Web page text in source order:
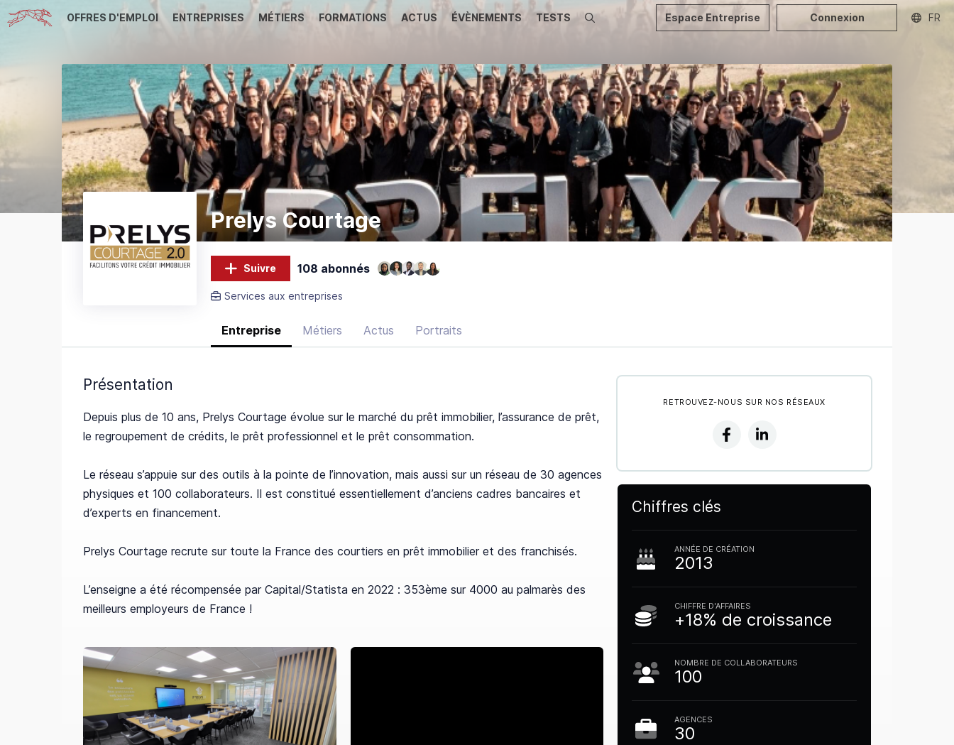
OFFRES D'EMPLOI ENTREPRISES MÉTIERS FORMATIONS ACTUS ÉVÈNEMENTS TESTS Recherche Espace Entreprise Connexion FR
Prelys Courtage
Suivre 108 abonnés
Services aux entreprises
Entreprise Métiers Actus Portraits
Présentation
Depuis plus de 10 ans, Prelys Courtage évolue sur le marché du prêt immobilier, l’assurance de prêt,
le regroupement de crédits, le prêt professionnel et le prêt consommation.
Le réseau s’appuie sur des outils à la pointe de l’innovation, mais aussi sur un réseau de 30 agences
physiques et 100 collaborateurs. Il est constitué essentiellement d’anciens cadres bancaires et
d’experts en financement.
Prelys Courtage recrute sur toute la France des courtiers en prêt immobilier et des franchisés.
L’enseigne a été récompensée par Capital/Statista en 2022 : 353ème sur 4000 au palmarès des
meilleurs employeurs de France !
RETROUVEZ-NOUS SUR NOS RÉSEAUX
Chiffres clés
ANNÉE DE CRÉATION
2013
CHIFFRE D'AFFAIRES
+18% de croissance
NOMBRE DE COLLABORATEURS
100
AGENCES
30